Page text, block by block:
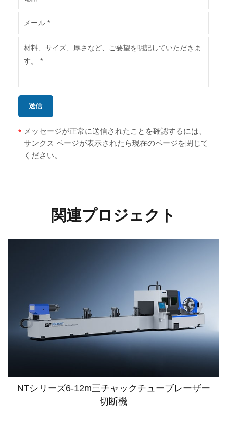
送信
* メッセージが正常に送信されたことを確認するには、
サンクス ページが表示されたら現在のページを閉じて
ください。
関連プロジェクト
NTシリーズ6-12m三チャックチューブレーザー
切断機